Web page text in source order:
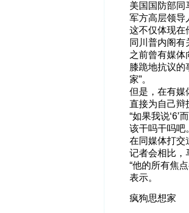
美国国防部同
军方高层领导
这不仅体现在
同川普内阁有
之前曾有媒体
膝跪地抗议的
家”。
但是，在有媒
直接为自己辩
“如果我说‘6’
该干吗干吗吧
在同媒体打交
记者会相比，
“他的所有焦
表示。
疯狗思想家